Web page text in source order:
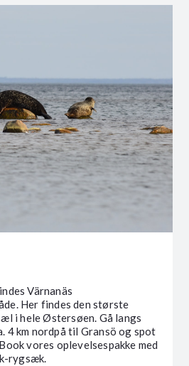
Värnanäs
Her findes den største
i hele Østersøen. Gå langs
4 km nordpå til Gransö og spot
vores oplevelsespakke med
rygsæk.